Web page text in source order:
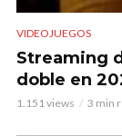
VIDEOJUEGOS
Streaming
doble en
1.151 views 3 min